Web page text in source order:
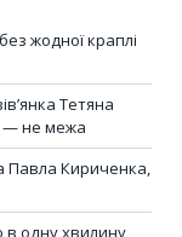
жодної краплі
Тетяна
— не межа
Павла Кириченка,
в одну хвилину